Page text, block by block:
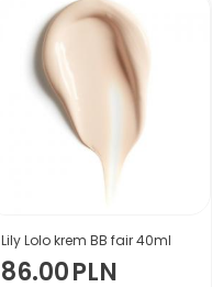
Lily Lolo krem BB fair 40ml
86.00PLN